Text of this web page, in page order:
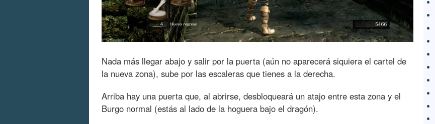
Nada más llegar abajo y salir por la puerta (aún no aparecerá siquiera el cartel de
la nueva zona), sube por las escaleras que tienes a la derecha.
Arriba hay una puerta que, al abrirse, desbloqueará un atajo entre esta zona y el
Burgo normal (estás al lado de la hoguera bajo el dragón).